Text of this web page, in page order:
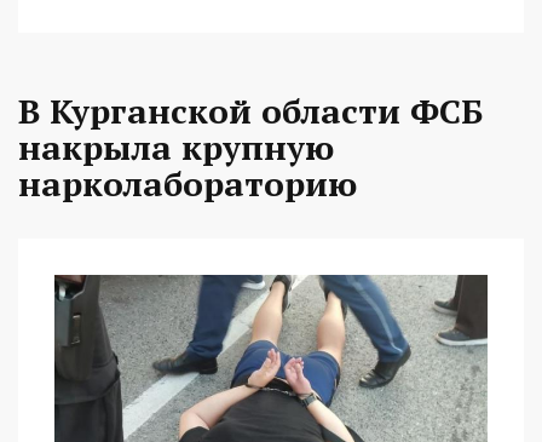
В Курганской области ФСБ
накрыла крупную
нарколабораторию